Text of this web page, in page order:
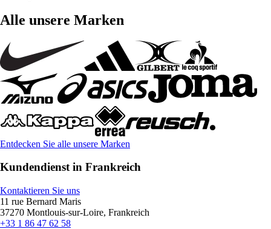
Alle unsere Marken
Entdecken Sie alle unsere Marken
Kundendienst in Frankreich
Kontaktieren Sie uns
11 rue Bernard Maris
37270 Montlouis-sur-Loire, Frankreich
+33 1 86 47 62 58